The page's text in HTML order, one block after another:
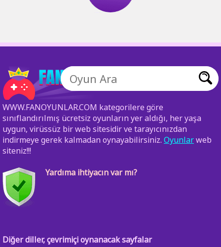
WWW.FANOYUNLAR.COM kategorilere göre
sınıflandırılmış ücretsiz oyunların yer aldığı, her yaşa
uygun, virüssüz bir web sitesidir ve tarayıcınızdan
indirmeye gerek kalmadan oynayabilirsiniz. Oyunlarweb
siteniz!!!
Yardıma ihtiyacın var mı?
Diğer diller, çevrimiçi oynanacak sayfalar